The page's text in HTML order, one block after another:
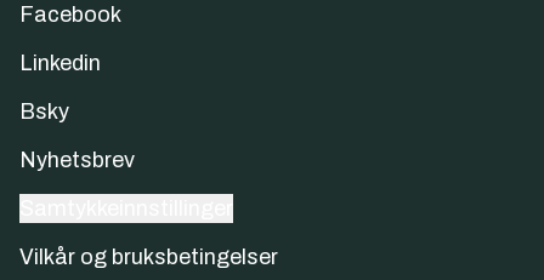
Facebook
Linkedin
Bsky
Nyhetsbrev
Vilkår og bruksbetingelser